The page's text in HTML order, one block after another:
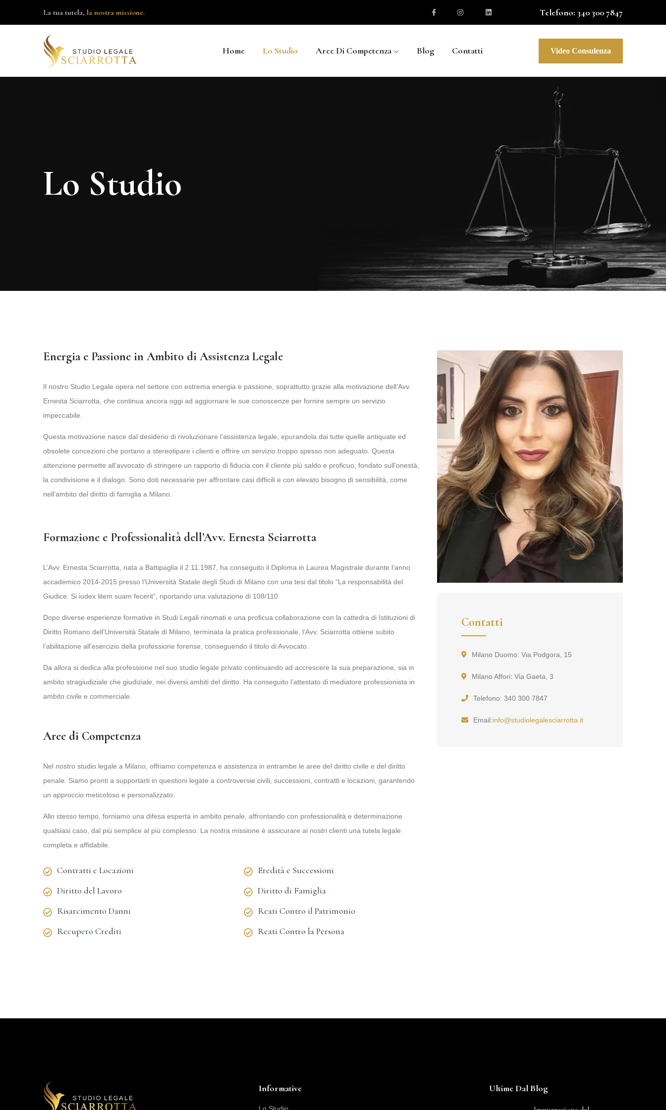
La tua tutela, la nostra missione. Telefono: 340 300 7847
Home Lo Studio Aree Di Competenza Blog Contatti Video Consulenza
Lo Studio
Energia e Passione in Ambito di Assistenza Legale
Il nostro Studio Legale opera nel settore con estrema energia e passione, soprattutto grazie alla motivazione dell’Avv.
Ernesta Sciarrotta, che continua ancora oggi ad aggiornare le sue conoscenze per fornire sempre un servizio
impeccabile.
Questa motivazione nasce dal desiderio di rivoluzionare l’assistenza legale, epurandola dai tutte quelle antiquate ed
obsolete concezioni che portano a stereotipare i clienti e offrire un servizio troppo spesso non adeguato. Questa
attenzione permette all’avvocato di stringere un rapporto di fiducia con il cliente più saldo e proficuo, fondato sull’onestà,
la condivisione e il dialogo. Sono doti necessarie per affrontare casi difficili e con elevato bisogno di sensibilità, come
nell’ambito del diritto di famiglia a Milano.
Formazione e Professionalità dell’Avv. Ernesta Sciarrotta
L’Avv. Ernesta Sciarrotta, nata a Battipaglia il 2.11.1987, ha conseguito il Diploma in Laurea Magistrale durante l’anno
accademico 2014-2015 presso l’Università Statale degli Studi di Milano con una tesi dal titolo “La responsabilità del
Giudice. Si iudex litem suam fecerit”, riportando una valutazione di 108/110.
Dopo diverse esperienze formative in Studi Legali rinomati e una proficua collaborazione con la cattedra di Istituzioni di
Diritto Romano dell’Università Statale di Milano, terminata la pratica professionale, l’Avv. Sciarrotta ottiene subito
l’abilitazione all’esercizio della professione forense, conseguendo il titolo di Avvocato.
Da allora si dedica alla professione nel suo studio legale privato continuando ad accrescere la sua preparazione, sia in
ambito stragiudiziale che giudiziale, nei diversi ambiti del diritto. Ha conseguito l’attestato di mediatore professionista in
ambito civile e commerciale.
Aree di Competenza
Nel nostro studio legale a Milano, offriamo competenza e assistenza in entrambe le aree del diritto civile e del diritto
penale. Siamo pronti a supportarti in questioni legate a controversie civili, successioni, contratti e locazioni, garantendo
un approccio meticoloso e personalizzato.
Allo stesso tempo, forniamo una difesa esperta in ambito penale, affrontando con professionalità e determinazione
qualsiasi caso, dal più semplice al più complesso. La nostra missione è assicurare ai nostri clienti una tutela legale
completa e affidabile.
Contratti e Locazioni
Diritto del Lavoro
Risarcimento Danni
Recupero Crediti
Eredità e Successioni
Diritto di Famiglia
Reati Contro il Patrimonio
Reati Contro la Persona
Contatti
Milano Duomo: Via Podgora, 15
Milano Affori: Via Gaeta, 3
Telefono: 340 300 7847
Email:info@studiolegalesciarrotta.it
Informative Ultime Dal Blog